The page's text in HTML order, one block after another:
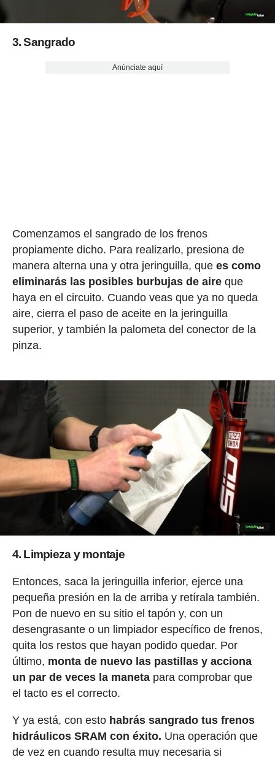
3. Sangrado
Anúnciate aquí
Comenzamos el sangrado de los frenos
propiamente dicho. Para realizarlo, presiona de
manera alterna una y otra jeringuilla, que es como
eliminarás las posibles burbujas de aireque
haya en el circuito. Cuando veas que ya no queda
aire, cierra el paso de aceite en la jeringuilla
superior, y también la palometa del conector de la
pinza.
4. Limpieza y montaje
Entonces, saca la jeringuilla inferior, ejerce una
pequeña presión en la de arriba y retírala también.
Pon de nuevo en su sitio el tapón y, con un
desengrasante o un limpiador específico de frenos,
quita los restos que hayan podido quedar. Por
último, monta de nuevo las pastillas y acciona
un par de veces la manetapara comprobar que
el tacto es el correcto.
Y ya está, con esto habrás sangrado tus frenos
hidráulicos SRAM con éxito. Una operación que
de vez en cuando resulta muy necesaria si